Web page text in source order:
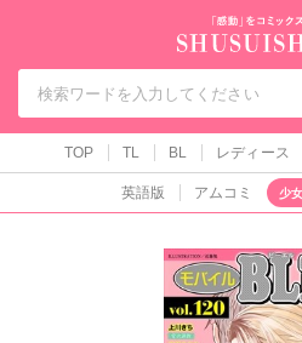
TOP TL BL レディース
英語版 アムコミ 少